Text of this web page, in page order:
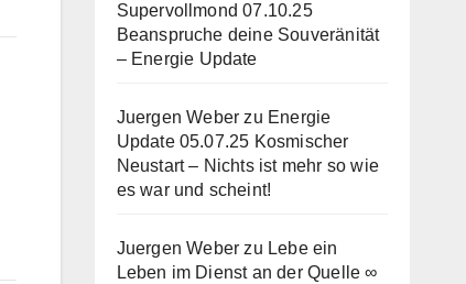
Supervollmond 07.10.25
Beanspruche deine Souveränität
– Energie Update
Juergen Weber zu Energie
Update 05.07.25 Kosmischer
Neustart – Nichts ist mehr so wie
es war und scheint!
Juergen Weber zu Lebe ein
Leben im Dienst an der Quelle ∞